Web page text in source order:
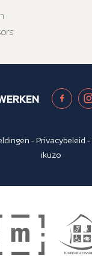
-Privacybeleid -
ikuzo